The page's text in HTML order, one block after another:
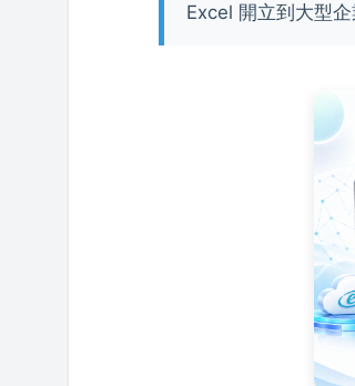
Excel 開立到大型